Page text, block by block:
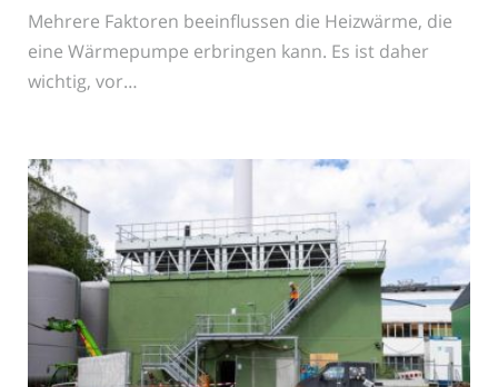
Mehrere Faktoren beeinflussen die Heizwärme, die
eine Wärmepumpe erbringen kann. Es ist daher
wichtig, vor…